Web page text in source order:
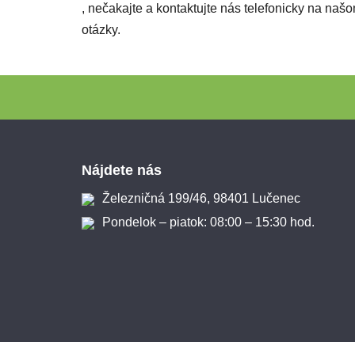
, nečakajte a kontaktujte nás telefonicky na
otázky.
Nájdete nás
Železničná 199/46, 98401 Lučenec
Pondelok – piatok: 08:00 – 15:30 hod.